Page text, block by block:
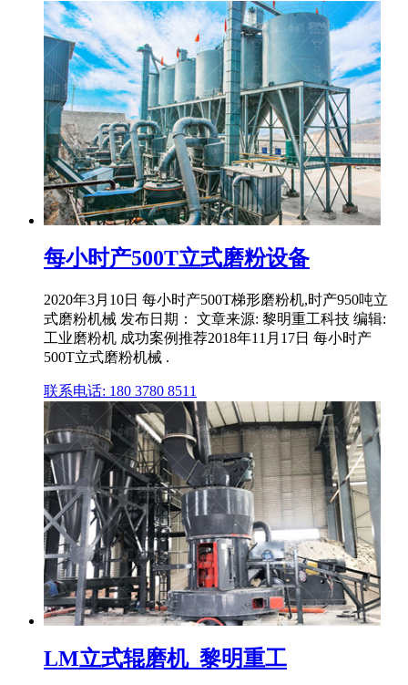
每小时产500T立式磨粉设备
2020年3月10日 每小时产500T梯形磨粉机,时产950吨立
式磨粉机械 发布日期： 文章来源: 黎明重工科技 编辑:
工业磨粉机 成功案例推荐2018年11月17日 每小时产
500T立式磨粉机械 .
联系电话: 180 3780 8511
LM立式辊磨机_黎明重工